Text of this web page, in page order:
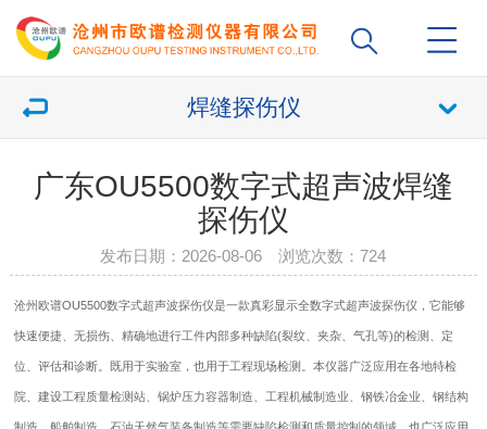
焊缝探伤仪
广东OU5500数字式超声波焊缝
探伤仪
发布日期：2026-08-06 浏览次数：724
沧州欧谱OU5500数字式超声波探伤仪是一款真彩显示全数字式超声波探伤仪 ，它能够
快速便捷、无损伤、精确地进行工件内部多种缺陷(裂纹、夹杂、气孔等)的检测、定
位、评估和诊断。既用于实验室，也用于工程现场检测。本仪器广泛应用在各地特检
院、建设工程质量检测站、锅炉压力容器制造、工程机械制造业、钢铁冶金业、钢结构